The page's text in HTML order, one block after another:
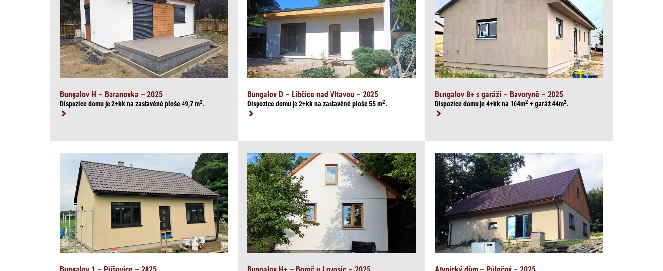
Bungalov H – Beranovka – 2025
Dispozice domu je 2+kk na zastavěné ploše 49,7m2.
Bungalov D – Libčice nad Vltavou – 2025
Dispozice domu je 2+kk na zastavěné ploše 55m2.
Bungalov 8+ s garáží – Bavoryně – 2025
Dispozice domu je 4+kk na 104m2 + garáž 44m2.